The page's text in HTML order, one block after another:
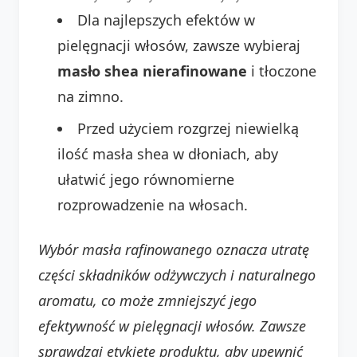
Dla najlepszych efektów w
pielęgnacji włosów, zawsze wybieraj
masło shea nierafinowane i tłoczone
na zimno.
Przed użyciem rozgrzej niewielką
ilość masła shea w dłoniach, aby
ułatwić jego równomierne
rozprowadzenie na włosach.
Wybór masła rafinowanego oznacza utratę
części składników odżywczych i naturalnego
aromatu, co może zmniejszyć jego
efektywność w pielęgnacji włosów. Zawsze
sprawdzaj etykietę produktu, aby upewnić